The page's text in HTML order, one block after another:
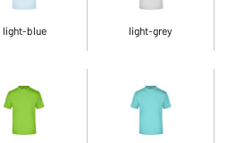
light-blue light-grey